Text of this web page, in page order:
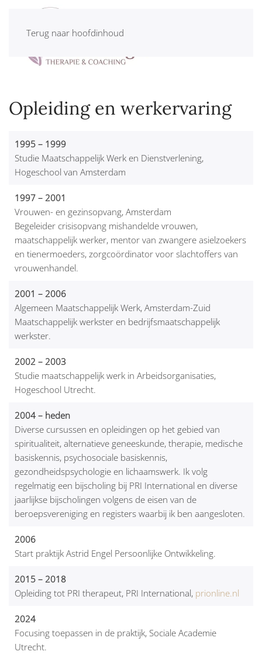
Terug naar hoofdinhoud
Opleiding en werkervaring
1995 – 1999
Studie Maatschappelijk Werk en Dienstverlening,
Hogeschool van Amsterdam
1997 – 2001
Vrouwen- en gezinsopvang, Amsterdam
Begeleider crisisopvang mishandelde vrouwen,
maatschappelijk werker, mentor van zwangere asielzoekers
en tienermoeders, zorgcoördinator voor slachtoffers van
vrouwenhandel.
2001 – 2006
Algemeen Maatschappelijk Werk, Amsterdam-Zuid
Maatschappelijk werkster en bedrijfsmaatschappelijk
werkster.
2002 – 2003
Studie maatschappelijk werk in Arbeidsorganisaties,
Hogeschool Utrecht.
2004 – heden
Diverse cursussen en opleidingen op het gebied van
spiritualiteit, alternatieve geneeskunde, therapie, medische
basiskennis, psychosociale basiskennis,
gezondheidspsychologie en lichaamswerk. Ik volg
regelmatig een bijscholing bij PRI International en diverse
jaarlijkse bijscholingen volgens de eisen van de
beroepsvereniging en registers waarbij ik ben aangesloten.
2006
Start praktijk Astrid Engel Persoonlijke Ontwikkeling.
2015 – 2018
Opleiding tot PRI therapeut, PRI International, prionline.nl
2024
Focusing toepassen in de praktijk, Sociale Academie
Utrecht.